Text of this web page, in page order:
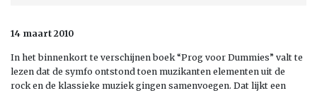
14 maart 2010
In het binnenkort te verschijnen boek “Prog voor Dummies” valt te
lezen dat de symfo ontstond toen muzikanten elementen uit de
rock en de klassieke muziek gingen samenvoegen. Dat lijkt een